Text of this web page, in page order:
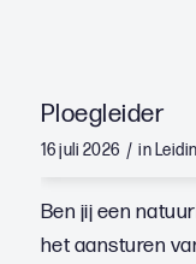
Ploegleider
16 juli 2026 / in
Ben jij een
het aansturen